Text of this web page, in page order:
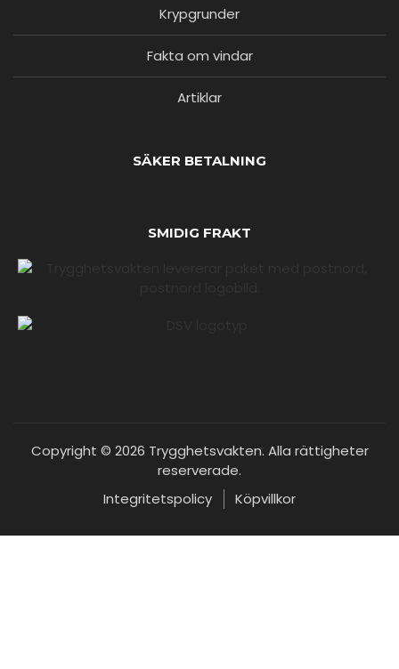
Krypgrunder
Fakta om vindar
Artiklar
SÄKER BETALNING
SMIDIG FRAKT
Copyright © 2026 Trygghetsvakten. Alla rättigheter
reserverade.
Integritetspolicy
Köpvillkor